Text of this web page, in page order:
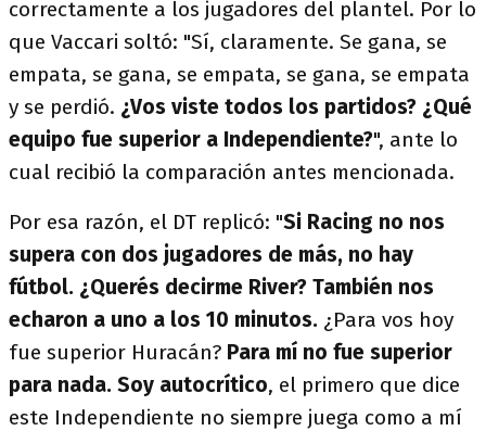
correctamente a los jugadores del plantel. Por lo
que Vaccari soltó: "Sí, claramente. Se gana, se
empata, se gana, se empata, se gana, se empata
y se perdió. ¿Vos viste todos los partidos? ¿Qué
equipo fue superior a Independiente?", ante lo
cual recibió la comparación antes mencionada.
Por esa razón, el DT replicó: "Si Racing no nos
supera con dos jugadores de más, no hay
fútbol. ¿Querés decirme River? También nos
echaron a uno a los 10 minutos. ¿Para vos hoy
fue superior Huracán? Para mí no fue superior
para nada. Soy autocrítico, el primero que dice
este Independiente no siempre juega como a mí